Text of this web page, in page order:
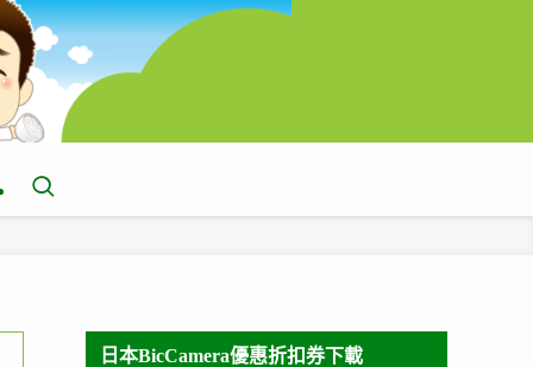
日本BicCamera優惠折扣券下載